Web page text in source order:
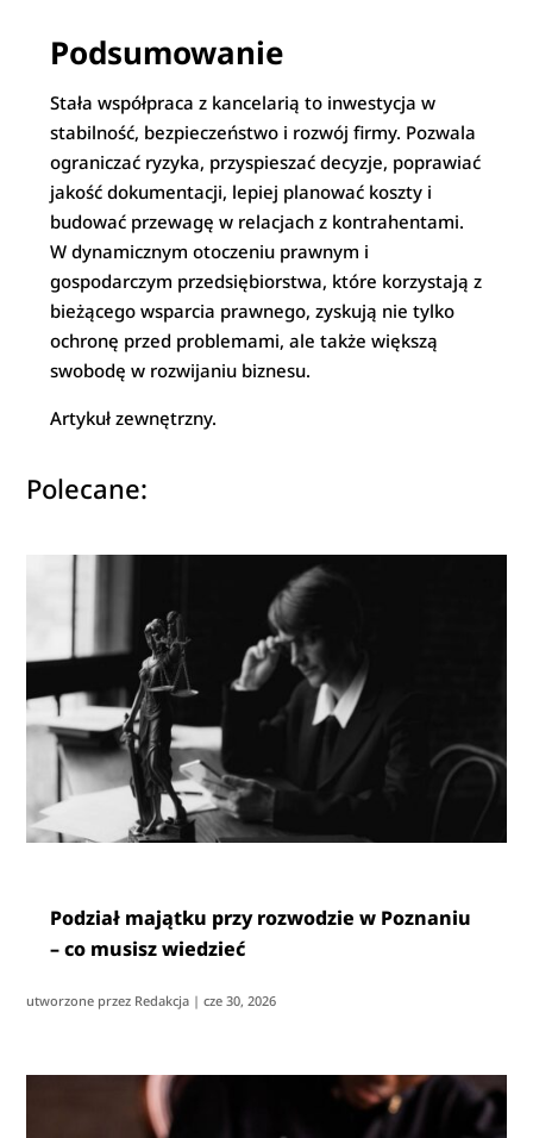
Podsumowanie
Stała współpraca z kancelarią to inwestycja w
stabilność, bezpieczeństwo i rozwój firmy. Pozwala
ograniczać ryzyka, przyspieszać decyzje, poprawiać
jakość dokumentacji, lepiej planować koszty i
budować przewagę w relacjach z kontrahentami.
W dynamicznym otoczeniu prawnym i
gospodarczym przedsiębiorstwa, które korzystają z
bieżącego wsparcia prawnego, zyskują nie tylko
ochronę przed problemami, ale także większą
swobodę w rozwijaniu biznesu.
Artykuł zewnętrzny.
Polecane:
Podział majątku przy rozwodzie w Poznaniu
– co musisz wiedzieć
utworzone przez Redakcja |cze 30, 2026